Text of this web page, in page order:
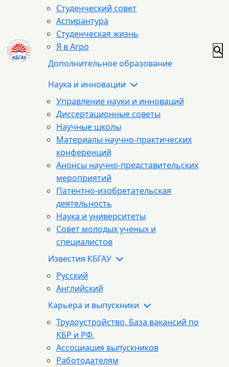
Студенческий совет
Аспирантура
Студенческая жизнь
Я в Агро
Дополнительное образование
Наука и инновации
Управление науки и инноваций
Диссертационные советы
Научные школы
Материалы научно-практических
конференций
Анонсы научно-представительских
мероприятий
Патентно-изобретательская
деятельность
Наука и университеты
Совет молодых ученых и
специалистов
Известия КБГАУ
Русский
Английский
Карьера и выпускники
Трудоустройство. База вакансий по
КБР и РФ.
Ассоциация выпускников
Работодателям